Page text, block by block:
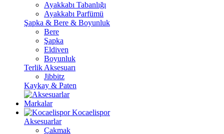
Ayakkabı Tabanlığı
Ayakkabı Parfümü
Şapka & Bere & Boyunluk
Bere
Şapka
Eldiven
Boyunluk
Terlik Aksesuarı
Jibbitz
Kaykay & Paten
Markalar
Kocaelispor
Aksesuarlar
Çakmak